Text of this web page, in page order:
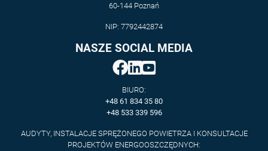
60-144 Poznań
NIP: 7792442874
NASZE SOCIAL MEDIA
BIURO:
+48 61 834 35 80
+48 533 339 596
AUDYTY, INSTALACJE SPRĘŻONEGO POWIETRZA I KONSULTACJE
PROJEKTÓW ENERGOOSZCZĘDNYCH: